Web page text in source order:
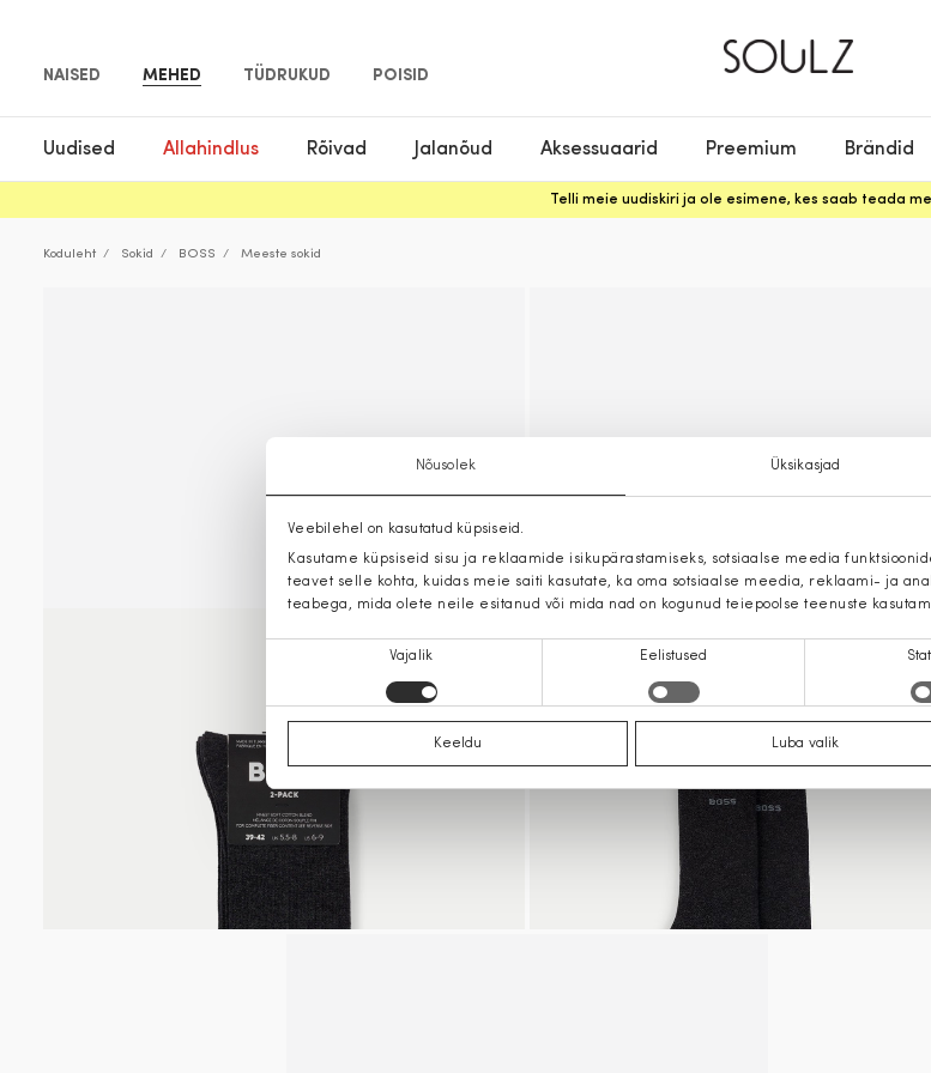
Nõusolek Üksikasjad
Veebilehel on kasutatud küpsiseid.
Kasutame küpsiseid sisu ja reklaamide isikupärastamiseks, sotsiaalse meedia
teavet selle kohta, kuidas meie saiti kasutate, ka oma sotsiaalse meedia, reklaami- ja
teabega, mida olete neile esitanud või mida nad on kogunud teiepoolse teenuste
Vajalik Eelistused
Keeldu Luba valik
NAISED MEHED TÜDRUKUD POISID
Uudised Allahindlus Rõivad Jalanõud Aksessuaarid Preemium Brändid
Telli meie uudiskiri ja ole esimene, kes saab teada
Koduleht Sokid BOSS Meeste sokid